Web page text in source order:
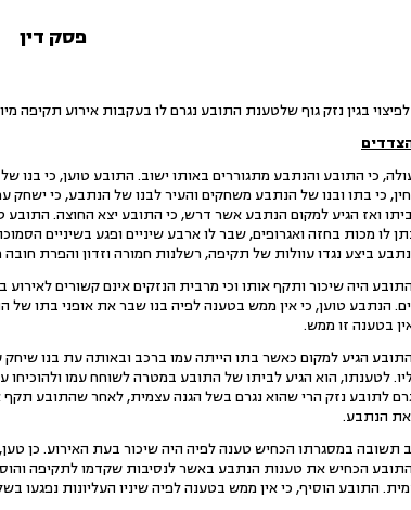
פסק דין
בגין נזק גוף שלטענת התובע נגרם לו בעקבות אירוע תקיפה מיום
כי התובע והנתבע מתגוררים באותו ישוב. התובע טוען, כי בנו
20.6.08 הבחין, כי בתו ובנו של הנתבע משחקים והעיר לבנו של הנתבע,
ואז הגיע למקום הנתבע אשר דרש, כי התובע יצא החוצה. התובע
לו מכות בחזה ואגרופים, שבר לו ארבע שיניים ופגע בשיניים
ביצע נגדו עוולות של תקיפה, רשלנות חמורה וזדון והפרת חובה
היה שיכור ותקף אותו וכי מרבית הנזקים אינם קשורים לאירוע
הנתבע טוען, כי אין ממש בטענה לפיה בנו שבר את אופני בתו של
בטענה זו ממש.
הגיע למקום כאשר בתו הייתה עמו ברכב ובאותה עת בנו
לטענתו, הוא הגיע לביתו של התובע במטרה לשוחח עמו
לתובע נזק הרי שהוא נגרם בשל הגנה עצמית, לאחר שהתובע
הנתבע.
תשובה במסגרתו הכחיש טענה לפיה היה שיכור בעת האירוע. כן
הכחיש את טענות הנתבע באשר לנסיבות שקדמו לתקיפה
התובע הוסיף, כי אין ממש בטענה לפיה שיניו העליונות נפגעו